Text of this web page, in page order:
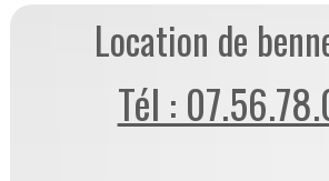
Location de
Tél :